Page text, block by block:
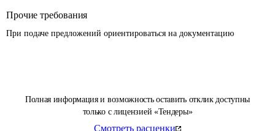
Полная информация и возможность оставить отклик доступны
только с лицензией «Тендеры»
Смотреть расценки
Прочие требования
При подаче предложений ориентироваться на документацию